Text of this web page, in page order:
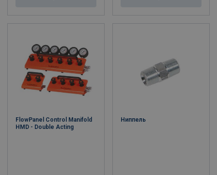
FlowPanel Control Manifold
HMD - Double Acting
Ниппель